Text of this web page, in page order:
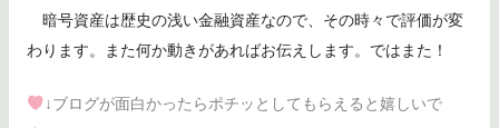
暗号資産は歴史の浅い金融資産なので、その時々で評価が変
わります。また何か動きがあればお伝えします。ではまた！
↓ブログが面白かったらポチッとしてもらえると嬉しいで